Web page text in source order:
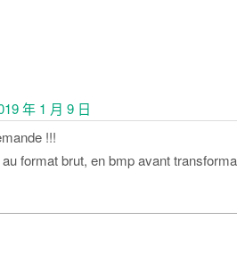
年 1 月 9 日
!!!
format brut, en bmp avant